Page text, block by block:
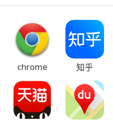
chrome 知乎